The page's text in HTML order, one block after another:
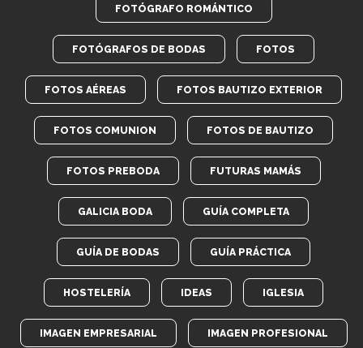
FOTÓGRAFO ROMÁNTICO
FOTÓGRAFOS DE BODAS FOTOS
FOTOS AÉREAS FOTOS BAUTIZO EXTERIOR
FOTOS COMUNION FOTOS DE BAUTIZO
FOTOS PREBODA FUTURAS MAMÁS
GALICIA BODA GUÍA COMPLETA
GUÍA DE BODAS GUÍA PRÁCTICA
HOSTELERÍA IDEAS IGLESIA
IMAGEN EMPRESARIAL IMAGEN PROFESIONAL